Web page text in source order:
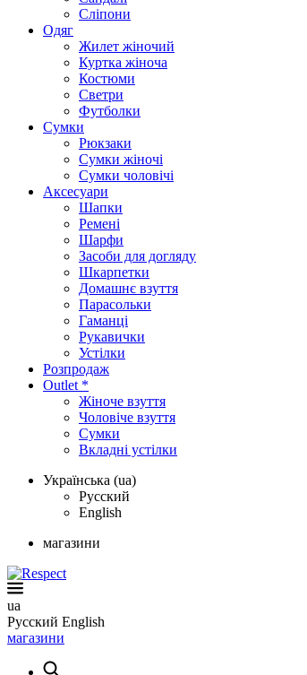
Сліпони
Одяг
Жилет жіночий
Куртка жіноча
Костюми
Светри
Футболки
Сумки
Рюкзаки
Сумки жіночі
Сумки чоловічі
Аксеcуари
Шапки
Ремені
Шарфи
Засоби для догляду
Шкарпетки
Домашнє взуття
Парасольки
Гаманці
Рукавички
Устілки
Розпродаж
Outlet *
Жіноче взуття
Чоловіче взуття
Сумки
Вкладні устілки
Українська (ua)
Русский
English
магазини
ua
Русский English
магазини